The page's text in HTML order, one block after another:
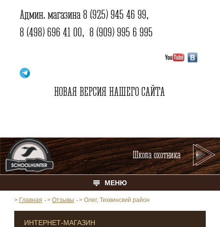
Админ. магазина 8 (925) 945 46 99,
8 (498) 696 41 00, 8 (909) 995 6 995
НОВАЯ ВЕРСИЯ НАШЕГО САЙТА
Школа охотника
МЕНЮ
> Главная > Отзывы > Олег, Тихвинский район
ИНТЕРНЕТ-МАГАЗИН